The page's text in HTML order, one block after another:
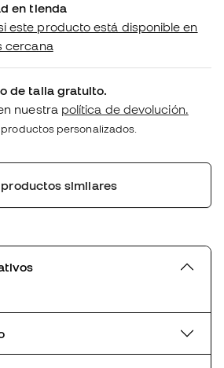
en tienda
este producto está disponible en
cercana
de talla gratuito.
nuestra política de devolución.
personalizados.
productos similares